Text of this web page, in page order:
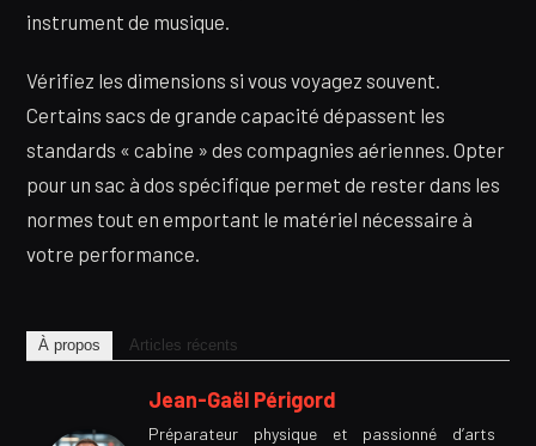
instrument de musique.
Vérifiez les dimensions si vous voyagez souvent.
Certains sacs de grande capacité dépassent les
standards « cabine » des compagnies aériennes. Opter
pour un sac à dos spécifique permet de rester dans les
normes tout en emportant le matériel nécessaire à
votre performance.
À propos Articles récents
Jean-Gaël Périgord
Préparateur physique et passionné d’arts